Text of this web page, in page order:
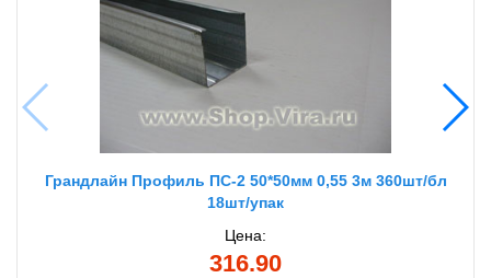
Грандлайн Профиль ПС-2 50*50мм 0,55 3м 360шт/бл
18шт/упак
Цена:
316.90